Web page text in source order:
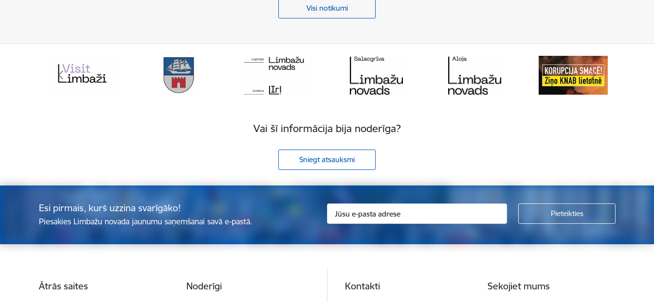
Visi notikumi
Vai šī informācija bija noderīga?
Sniegt atsauksmi
Esi pirmais, kurš uzzina svarīgāko!
Piesakies Limbažu novada jaunumu saņemšanai savā e-pastā.
Ātrās saites Noderīgi Kontakti Sekojiet mums